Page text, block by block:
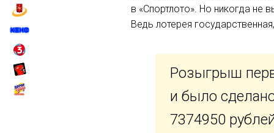
в «Спортлото». Но никогда не
Ведь лотерея
Розыгрыш
и было
7374950